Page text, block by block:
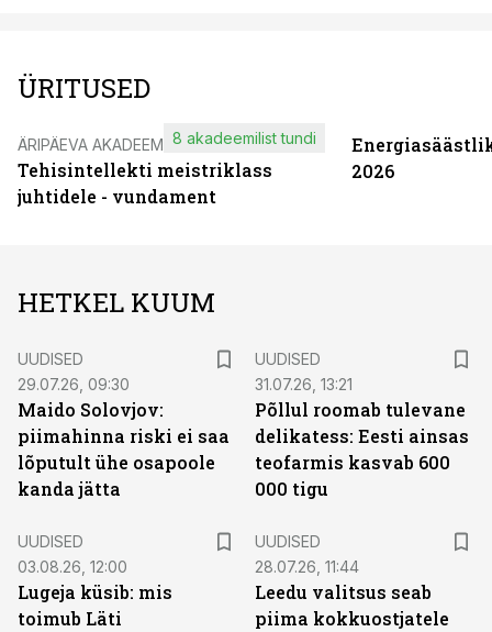
ÜRITUSED
ÄRIPÄEVA AKADEEMIA
Tehisintellekti meistriklass
juhtidele - vundament
8 akadeemilist tundi
2026
HETKEL KUUM
UUDISED
29.07.26, 09:30
Maido Solovjov:
piimahinna riski ei saa
lõputult ühe osapoole
kanda jätta
UUDISED
31.07.26, 13:21
Põllul roomab tulevane
delikatess: Eesti ainsas
teofarmis kasvab 600
000 tigu
UUDISED
03.08.26, 12:00
Lugeja küsib: mis
toimub Läti
UUDISED
28.07.26, 11:44
Leedu valitsus seab
piima kokkuostjatele